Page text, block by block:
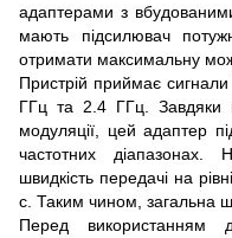
адаптерами з
мають підсилювач
отримати максимальну
Пристрій приймає
ГГц та 2.4 ГГц. Завдяки
модуляції, цей адаптер
частотних діапазонах.
швидкість передачі на
с. Таким чином, загальна
Перед використанням